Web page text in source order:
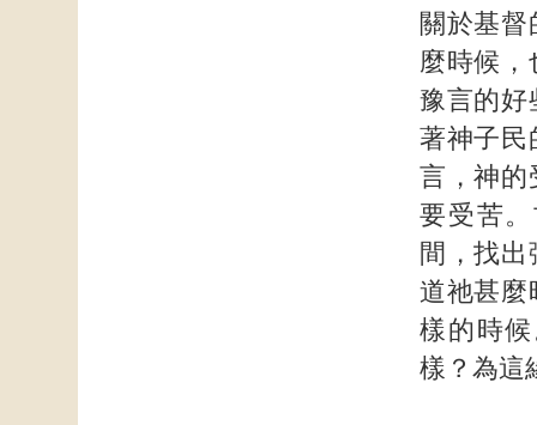
關於基
麼時候，
豫言的好
著神子民
言，神的
要受苦
間，找
道祂甚麼
樣的時
樣？為這